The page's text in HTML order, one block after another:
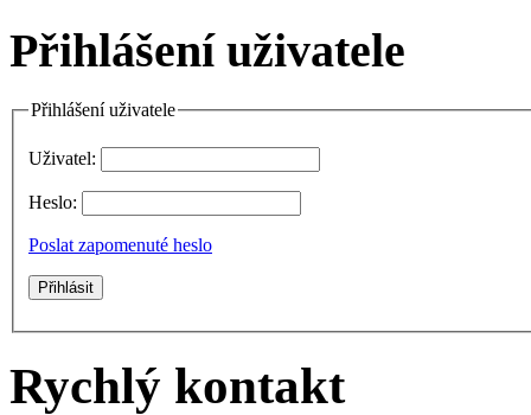
Přihlášení uživatele
Přihlášení uživatele
Uživatel:
Heslo:
Poslat zapomenuté heslo
Rychlý kontakt